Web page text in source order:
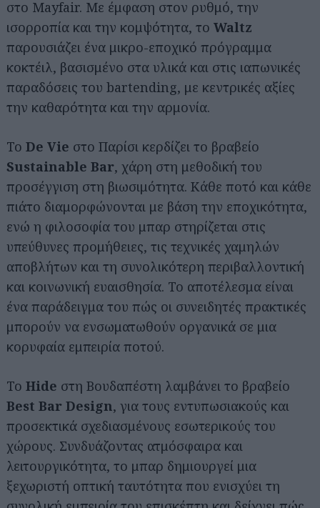
στο Mayfair. Με έμφαση στον ρυθμό, την
ισορροπία και την κομψότητα, το Waltz
παρουσιάζει ένα μικρο-εποχικό πρόγραμμα
κοκτέιλ, βασισμένο στα υλικά και στις ιαπωνικές
παραδόσεις του bartending, με κεντρικές αξίες
την καθαρότητα και την αρμονία.
Το De Vie στο Παρίσι κερδίζει το βραβείο
Sustainable Bar, χάρη στη μεθοδική του
προσέγγιση στη βιωσιμότητα. Κάθε ποτό και κάθε
πιάτο διαμορφώνονται με βάση την εποχικότητα,
ενώ η φιλοσοφία του μπαρ στηρίζεται στις
υπεύθυνες προμήθειες, τις τεχνικές χαμηλών
αποβλήτων και τη συνολικότερη περιβαλλοντική
και κοινωνική ευαισθησία. Το αποτέλεσμα είναι
ένα παράδειγμα του πώς οι συνειδητές πρακτικές
μπορούν να ενσωματωθούν οργανικά σε μια
κορυφαία εμπειρία ποτού.
Το Hide στη Βουδαπέστη λαμβάνει το βραβείο
Best Bar Design, για τους εντυπωσιακούς και
προσεκτικά σχεδιασμένους εσωτερικούς του
χώρους. Συνδυάζοντας ατμόσφαιρα και
λειτουργικότητα, το μπαρ δημιουργεί μια
ξεχωριστή οπτική ταυτότητα που ενισχύει τη